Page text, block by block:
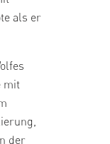
als er
mit
der